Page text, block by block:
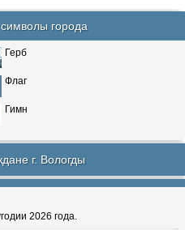
города
Герб
Флаг
Гимн
г. Вологды
2026 года.